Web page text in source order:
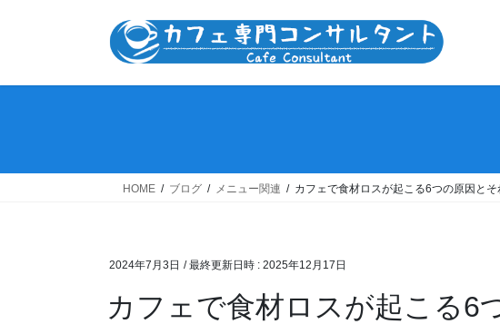
HOME ブログ メニュー関連 カフェで食材ロスが起こる6つの原因と
2024年7月3日 / 最終更新日時 : 2025年12月17日
カフェで食材ロスが起こる6